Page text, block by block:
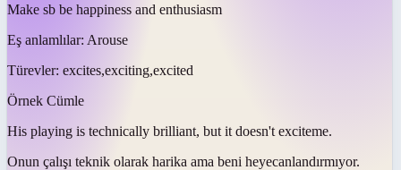
Make sb be happiness and enthusiasm
Eş anlamlılar: Arouse
Türevler: excites,exciting,excited
Örnek Cümle
His playing is technically brilliant, but it doesn't exciteme.
Onun çalışı teknik olarak harika ama beni heyecanlandırmıyor.